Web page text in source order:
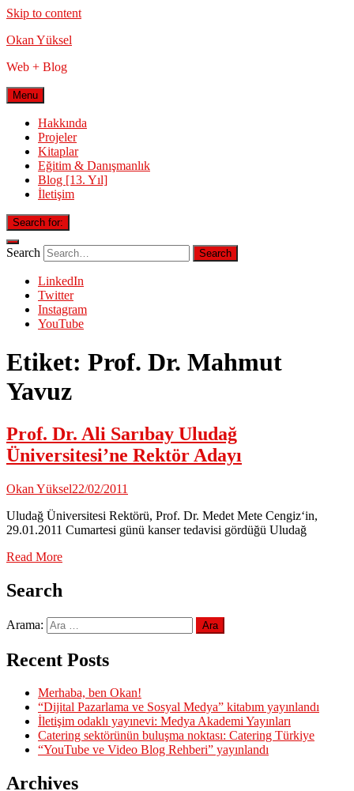
Skip to content
Okan Yüksel
Web + Blog
Menu
Hakkında
Projeler
Kitaplar
Eğitim & Danışmanlık
Blog [13. Yıl]
İletişim
Search for:
Search
LinkedIn
Twitter
Instagram
YouTube
Etiket: Prof. Dr. Mahmut
Yavuz
Prof. Dr. Ali Sarıbay Uludağ
Üniversitesi’ne Rektör Adayı
Okan Yüksel22/02/2011
Uludağ Üniversitesi Rektörü, Prof. Dr. Medet Mete Cengiz‘in,
29.01.2011 Cumartesi günü kanser tedavisi gördüğü Uludağ
Read More
Search
Arama:
Recent Posts
Merhaba, ben Okan!
“Dijital Pazarlama ve Sosyal Medya” kitabım yayınlandı
İletişim odaklı yayınevi: Medya Akademi Yayınları
Catering sektörünün buluşma noktası: Catering Türkiye
“YouTube ve Video Blog Rehberi” yayınlandı
Archives